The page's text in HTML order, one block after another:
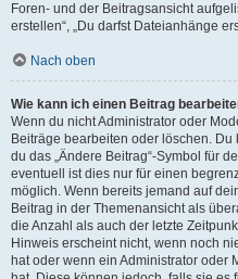
Foren- und der Beitragsansicht
erstellen“, „Du darfst Dateianhänge
Nach oben
Wie kann ich einen Beitrag
Wenn du nicht Administrator oder
Beiträge bearbeiten oder löschen.
du das „Ändere Beitrag“-Symbol für
eventuell ist dies nur für einen
möglich. Wenn bereits jemand auf
Beitrag in der Themenansicht als
die Anzahl als auch der letzte
Hinweis erscheint nicht, wenn noch
hat oder wenn ein Administrator oder